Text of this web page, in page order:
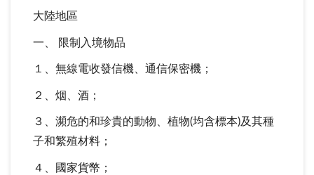
大陸地區
一、 限制入境物品
１、無線電收發信機、通信保密機；
２、烟、酒；
３、瀕危的和珍貴的動物、植物(均含標本)及其種
子和繁殖材料；
４、國家貨幣；